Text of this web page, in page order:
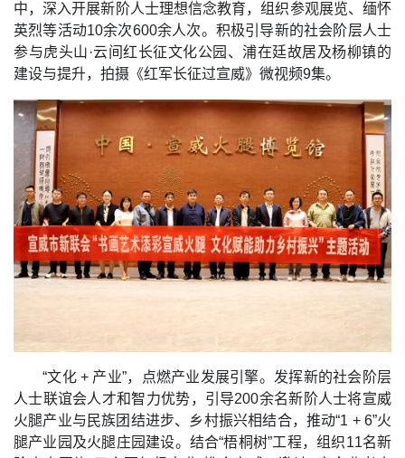
中，深入开展新阶人士理想信念教育，组织参观展览、缅怀
英烈等活动10余次600余人次。积极引导新的社会阶层人士
参与虎头山·云间红长征文化公园、浦在廷故居及杨柳镇的
建设与提升，拍摄《红军长征过宣威》微视频9集。
“文化 + 产业”，点燃产业发展引擎。发挥新的社会阶层
人士联谊会人才和智力优势，引导200余名新阶人士将宣威
火腿产业与民族团结进步、乡村振兴相结合，推动“1 + 6”火
腿产业园及火腿庄园建设。结合“梧桐树”工程，组织11名新